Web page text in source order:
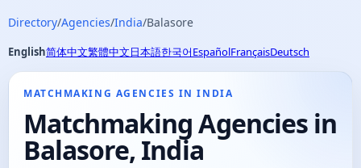
Directory/Agencies/India/Balasore
English简体中文繁體中文日本語한국어EspañolFrançaisDeutsch
MATCHMAKING AGENCIES IN INDIA
Matchmaking Agencies in
Balasore, India